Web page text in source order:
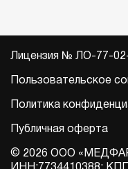
Лицензия № ЛО-77-02-
Пользовательское
Политика
Публичная оферта
© 2026 ООО